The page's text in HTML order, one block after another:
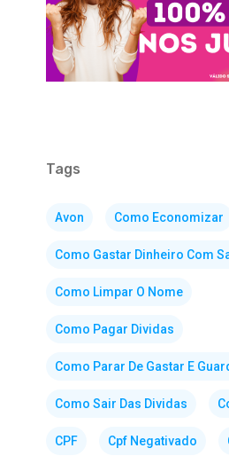
Tags
Avon Como Economizar
Como Gastar Dinheiro Com
Como Limpar O Nome
Como Pagar Dividas
Como Parar De Gastar E
Como Sair Das Dividas
CPF Cpf Negativado